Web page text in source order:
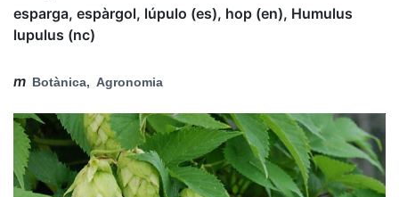
esparga, espàrgol, lúpulo (es), hop (en), Humulus
lupulus (nc)
m Botànica Agronomia